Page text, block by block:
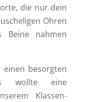
die nur dein
Ohren
nahmen
besorgten
wollte eine
Klassen-